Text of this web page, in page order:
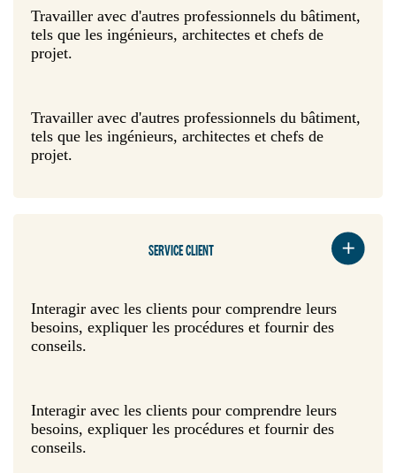
Travailler avec d'autres professionnels du bâtiment,
tels que les ingénieurs, architectes et chefs de
projet.
Travailler avec d'autres professionnels du bâtiment,
tels que les ingénieurs, architectes et chefs de
projet.
SERVICE CLIENT
Interagir avec les clients pour comprendre leurs
besoins, expliquer les procédures et fournir des
conseils.
Interagir avec les clients pour comprendre leurs
besoins, expliquer les procédures et fournir des
conseils.